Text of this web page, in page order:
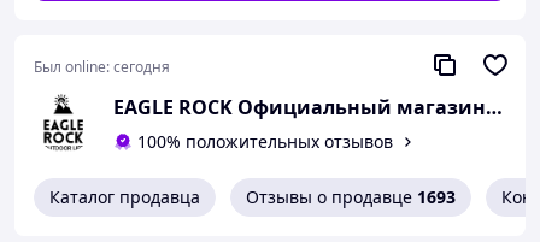
потім
тримають
надягніть на
покидає
Был online:сегодня
EAGLE ROCK Официальный магазин бренду
100% положительных отзывов
Каталог продавца Отзывы о продавце 1693